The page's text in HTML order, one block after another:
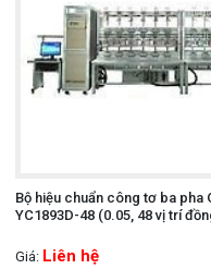
Bộ hiệu chuẩn công tơ ba pha
YC1893D-48 (0.05, 48 vị trí
Giá: Liên hệ